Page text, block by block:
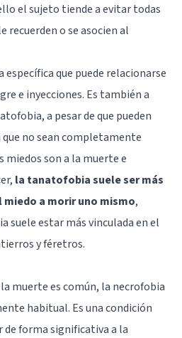
el sujeto tiende a evitar todas
recuerden o se asocien al
específica que puede relacionarse
e inyecciones. Es también a
a pesar de que pueden
no sean completamente
miedos son a la muerte e
la tanatofobia suele ser más
a morir uno mismo,
suele estar más vinculada en el
y féretros.
muerte es común, la necrofobia
habitual. Es una condición
de forma significativa a la